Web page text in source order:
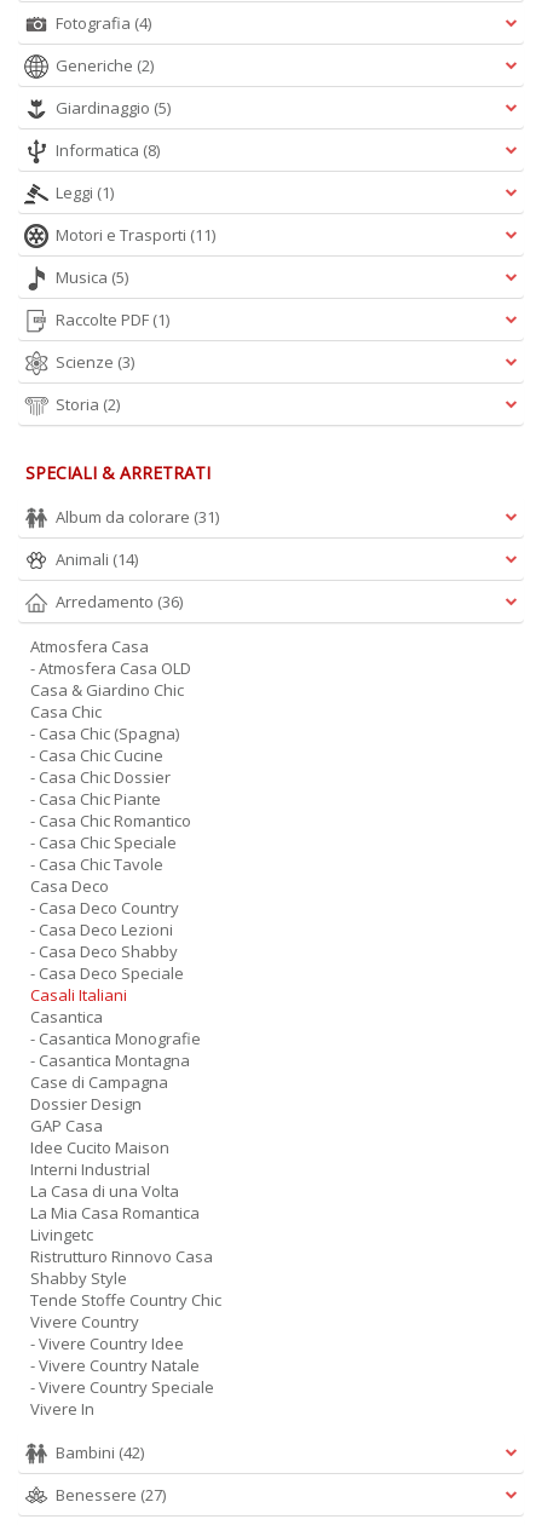
Fotografia (4)
Generiche (2)
Giardinaggio (5)
Informatica (8)
Leggi (1)
Motori e Trasporti (11)
Musica (5)
Raccolte PDF (1)
Scienze (3)
Storia (2)
SPECIALI & ARRETRATI
Album da colorare (31)
Animali (14)
Arredamento (36)
Atmosfera Casa
- Atmosfera Casa OLD
Casa & Giardino Chic
Casa Chic
- Casa Chic (Spagna)
- Casa Chic Cucine
- Casa Chic Dossier
- Casa Chic Piante
- Casa Chic Romantico
- Casa Chic Speciale
- Casa Chic Tavole
Casa Deco
- Casa Deco Country
- Casa Deco Lezioni
- Casa Deco Shabby
- Casa Deco Speciale
Casali Italiani
Casantica
- Casantica Monografie
- Casantica Montagna
Case di Campagna
Dossier Design
GAP Casa
Idee Cucito Maison
Interni Industrial
La Casa di una Volta
La Mia Casa Romantica
Livingetc
Ristrutturo Rinnovo Casa
Shabby Style
Tende Stoffe Country Chic
Vivere Country
- Vivere Country Idee
- Vivere Country Natale
- Vivere Country Speciale
Vivere In
Bambini (42)
Benessere (27)